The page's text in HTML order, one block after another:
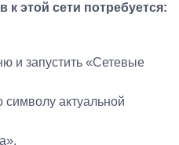
к этой сети потребуется:
и запустить «Сетевые
символу актуальной